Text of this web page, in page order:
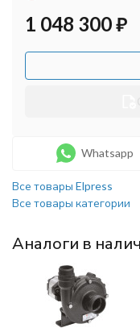
1 048 300₽
Whatsapp
Все товары Elpress
Все товары категории
Аналоги в